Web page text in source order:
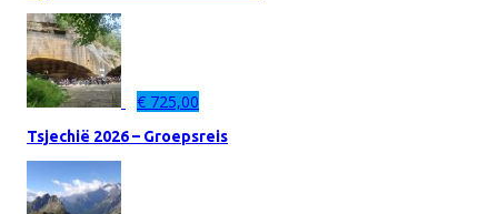
€ 725,00
Tsjechië 2026 – Groepsreis